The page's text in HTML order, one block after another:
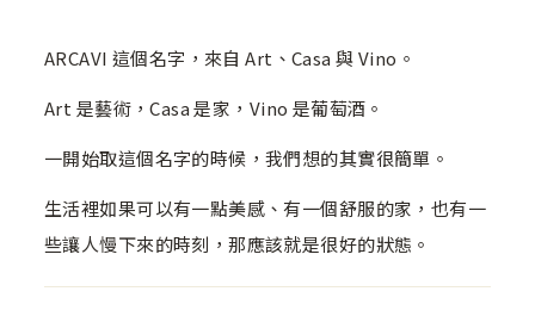
ARCAVI 這個名字，來自 Art、Casa 與 Vino。
Art 是藝術，Casa 是家，Vino 是葡萄酒。
一開始取這個名字的時候，我們想的其實很簡單。
生活裡如果可以有一點美感、有一個舒服的家，也有一
些讓人慢下來的時刻，那應該就是很好的狀態。